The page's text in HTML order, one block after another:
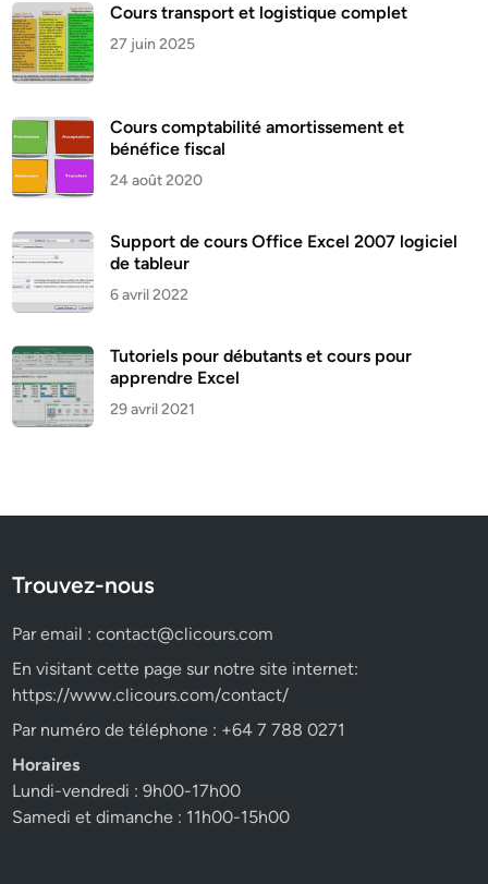
Cours transport et logistique complet
27 juin 2025
Cours comptabilité amortissement et
bénéfice fiscal
24 août 2020
Support de cours Office Excel 2007 logiciel
de tableur
6 avril 2022
Tutoriels pour débutants et cours pour
apprendre Excel
29 avril 2021
Trouvez-nous
Par email :contact@clicours.com
En visitant cette page sur notre site internet:
https://www.clicours.com/contact/
Par numéro de téléphone : +64 7 788 0271
Horaires
Lundi-vendredi : 9h00-17h00
Samedi et dimanche : 11h00-15h00